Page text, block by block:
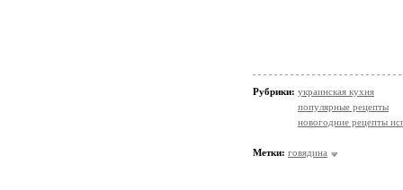
Рубрики: украинская кухня
популярные рецепты
новогодние рецепты
Метки: говядина